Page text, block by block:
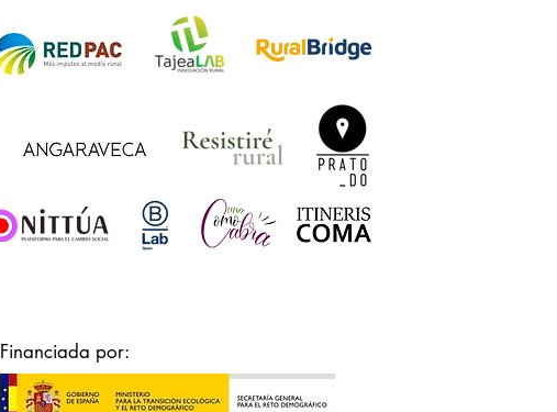
Financiada por: